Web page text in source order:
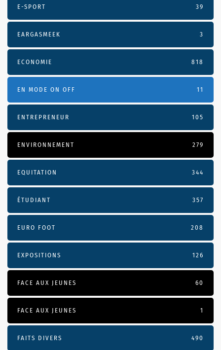
E-SPORT 39
EARGASMEEK 3
ECONOMIE 818
EN MODE ON OFF 11
ENTREPRENEUR 105
ENVIRONNEMENT 279
EQUITATION 344
ÉTUDIANT 357
EURO FOOT 208
EXPOSITIONS 126
FACE AUX JEUNES 60
FACE AUX JEUNES 1
FAITS DIVERS 490